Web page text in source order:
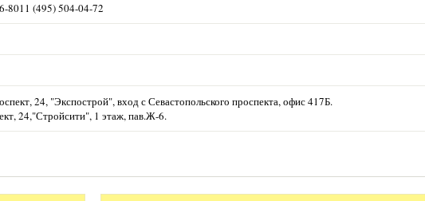
8011 (495) 504-04-72
24, "Экспострой", вход с Севастопольского проспекта, офис 417Б.
24,"Стройсити", 1 этаж, пав.Ж-6.